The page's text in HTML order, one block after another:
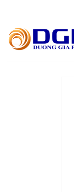
nội
dung